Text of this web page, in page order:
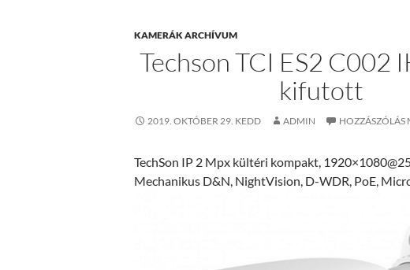
KAMERÁK ARCHÍVUM
Techson TCI ES2 C002
kifutott
2019. OKTÓBER 29. KEDD ADMIN HOZZÁSZÓLÁS
TechSon IP 2 Mpx kültéri kompakt,
Mechanikus D&N, NightVision, D-WDR, PoE,